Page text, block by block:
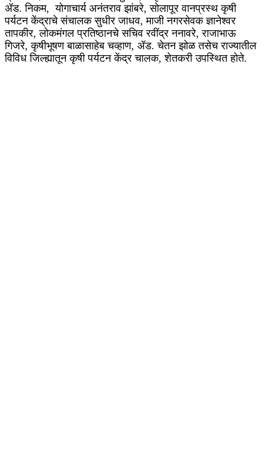
ॲड. निकम, योगाचार्य अनंतराव झांबरे, सोलापूर वानप्रस्थ कृषी
पर्यटन केंद्राचे संचालक सुधीर जाधव, माजी नगरसेवक ज्ञानेश्वर
तापकीर, लोकमंगल प्रतिष्ठानचे सचिव रवींद्र ननावरे, राजाभाऊ
गिजरे, कृषीभूषण बाळासाहेब चव्हाण, ॲड. चेतन झोळ तसेच राज्यातील
विविध जिल्ह्यातून कृषी पर्यटन केंद्र चालक, शेतकरी उपस्थित होते.